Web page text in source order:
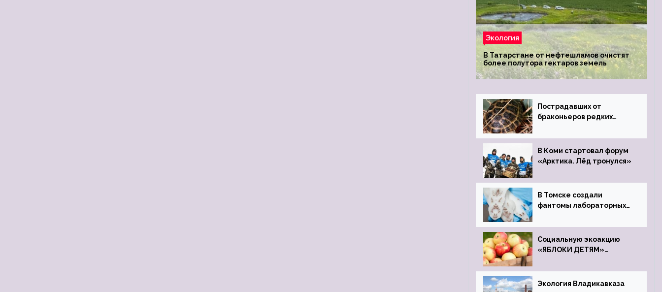
Экология
В Татарстане от нефтешламов очистят
более полутора гектаров земель
Пострадавших от
браконьеров редких
Ростовский зоопарк
В Коми стартовал форум
«Арктика. Лёд тронулся»
В Томске создали
фантомы лабораторных
Социальную экоакцию
«ЯБЛОКИ ДЕТЯМ»
Экология Владикавказа